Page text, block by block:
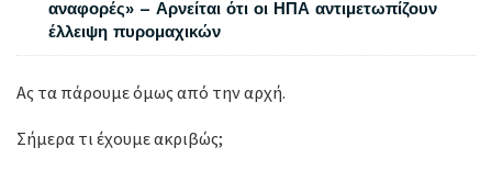
αναφορές» – Αρνείται ότι οι ΗΠΑ αντιμετωπίζουν
έλλειψη πυρομαχικών
Ας τα πάρουμε όμως από την αρχή.
Σήμερα τι έχουμε ακριβώς;